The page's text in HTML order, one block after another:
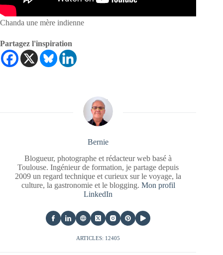
Chanda une mère indienne
Partagez l'inspiration
Bernie
Blogueur, photographe et rédacteur web basé à
Toulouse. Ingénieur de formation, je partage depuis
2009 un regard technique et curieux sur le voyage, la
culture, la gastronomie et le blogging. Mon profil
LinkedIn
ARTICLES: 12405